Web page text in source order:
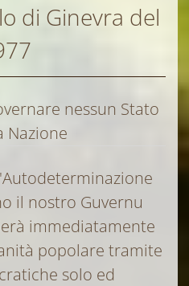
di Ginevra del
nessun Stato
Nazione
il nostro Guvernu
immediatamente
popolare tramite
solo ed